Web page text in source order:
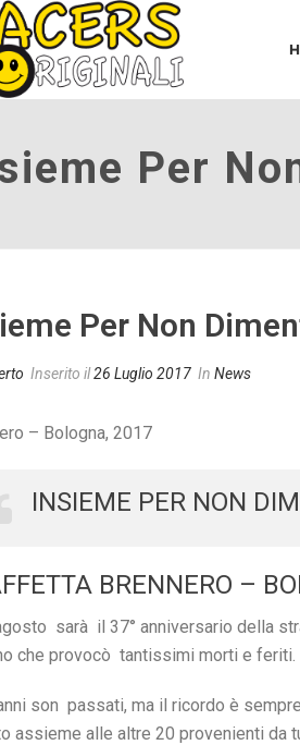
Per
Per Non
Inserito il26 Luglio 2017 In News
– Bologna, 2017
INSIEME PER NON
BRENNERO –
sarà il 37° anniversario della
che provocò tantissimi morti e feriti.
son passati, ma il ricordo è
assieme alle altre 20 provenienti da